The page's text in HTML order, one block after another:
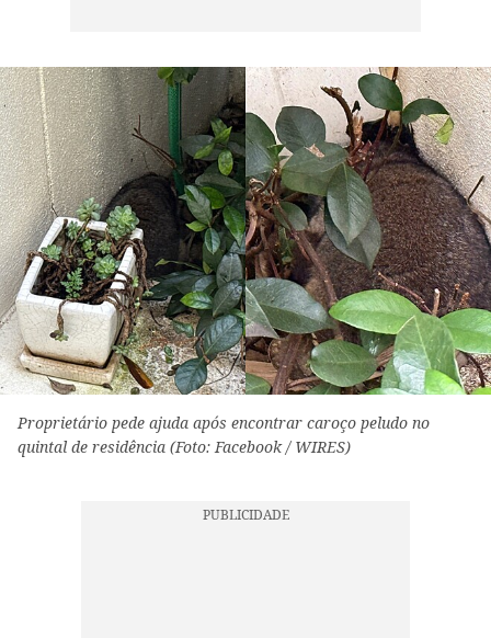
Proprietário pede ajuda após encontrar caroço peludo no
quintal de residência (Foto: Facebook / WIRES)